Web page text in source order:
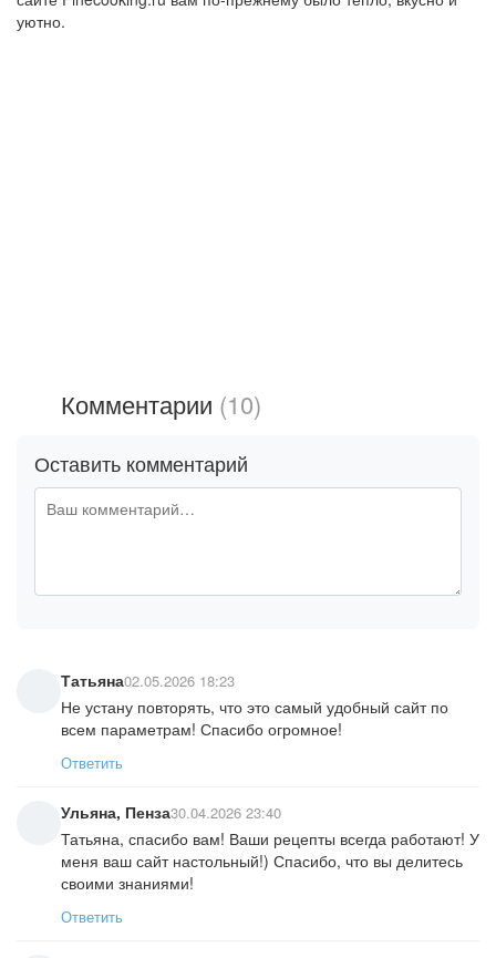
уютно.
Комментарии (10)
Оставить комментарий
Татьяна02.05.2026 18:23
Не устану повторять, что это самый удобный сайт по
всем параметрам! Спасибо огромное!
Ответить
Ульяна, Пенза30.04.2026 23:40
Татьяна, спасибо вам! Ваши рецепты всегда работают! У
меня ваш сайт настольный!) Спасибо, что вы делитесь
своими знаниями!
Ответить